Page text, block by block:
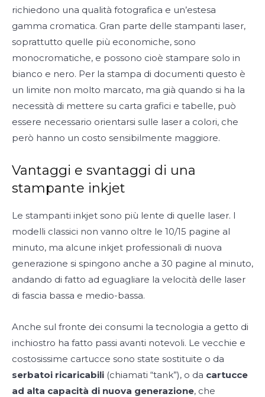
richiedono una qualità fotografica e un’estesa
gamma cromatica. Gran parte delle stampanti laser,
soprattutto quelle più economiche, sono
monocromatiche, e possono cioè stampare solo in
bianco e nero. Per la stampa di documenti questo è
un limite non molto marcato, ma già quando si ha la
necessità di mettere su carta grafici e tabelle, può
essere necessario orientarsi sulle laser a colori, che
però hanno un costo sensibilmente maggiore.
Vantaggi e svantaggi di una
stampante inkjet
Le stampanti inkjet sono più lente di quelle laser. I
modelli classici non vanno oltre le 10/15 pagine al
minuto, ma alcune inkjet professionali di nuova
generazione si spingono anche a 30 pagine al minuto,
andando di fatto ad eguagliare la velocità delle laser
di fascia bassa e medio-bassa.
Anche sul fronte dei consumi la tecnologia a getto di
inchiostro ha fatto passi avanti notevoli. Le vecchie e
costosissime cartucce sono state sostituite o da
serbatoi ricaricabili (chiamati “tank”), o da cartucce
ad alta capacità di nuova generazione, che